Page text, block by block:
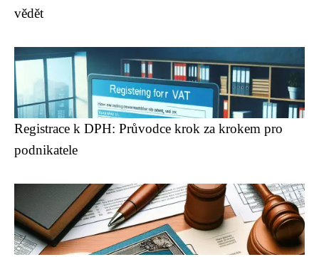
vědět
Registrace k DPH: Průvodce krok za krokem pro
podnikatele